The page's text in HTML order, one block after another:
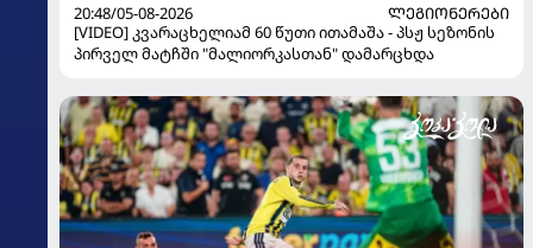
20:48/05-08-2026
ᲚᲔᲒᲘᲝᲜᲔᲠᲔᲑᲘ
[VIDEO] კვარაცხელიამ 60 წუთი ითამაშა - პსჟ სეზონის
პირველ მატჩში "მალიორკასთან" დამარცხდა